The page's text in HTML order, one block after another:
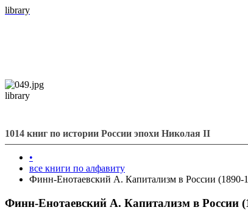
library
library
1014 книг по истории России эпохи Николая II
•
все книги по алфавиту
Финн-Енотаевский А. Капитализм в России (1890-
Финн-Енотаевский А. Капитализм в России